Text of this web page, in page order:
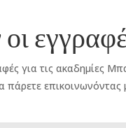
για τις ακαδημίες
πάρετε